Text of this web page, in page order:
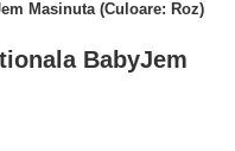
Masinuta (Culoare: Roz)
BabyJem